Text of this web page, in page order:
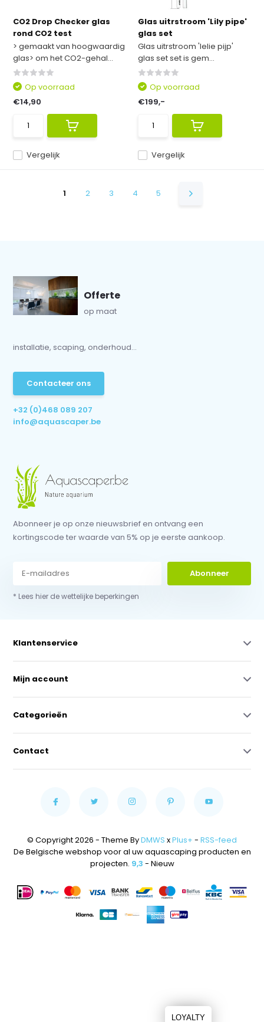
CO2 Drop Checker glas
rond CO2 test
> gemaakt van hoogwaardig
glas> om het CO2-gehal...
Vergelijk
Op voorraad
€14,90
Glas uitrstroom 'Lily pipe'
glas set
Glas uitrstroom 'lelie pijp'
glas set set is gem...
Vergelijk
Op voorraad
€199,-
1 2 3 4 5
Offerte
op maat
installatie, scaping, onderhoud...
Contacteer ons
+32 (0)468 089 207
info@aquascaper.be
Abonneer je op onze nieuwsbrief en ontvang een
kortingscode ter waarde van 5% op je eerste aankoop.
Abonneer
* Lees hier de wettelijke beperkingen
Klantenservice
Mijn account
Categorieën
Contact
© Copyright 2026 - Theme ByDMWS xPlus+ - RSS-feed
De Belgische webshop voor al uw aquascaping producten en
projecten. 9,3 - Nieuw
LOYALTY